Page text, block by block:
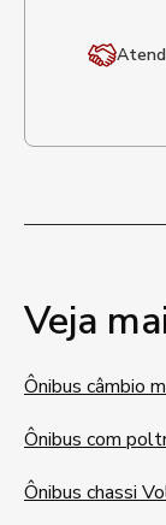
Veja
Ônibus câmbio
Ônibus com
Ônibus chassi